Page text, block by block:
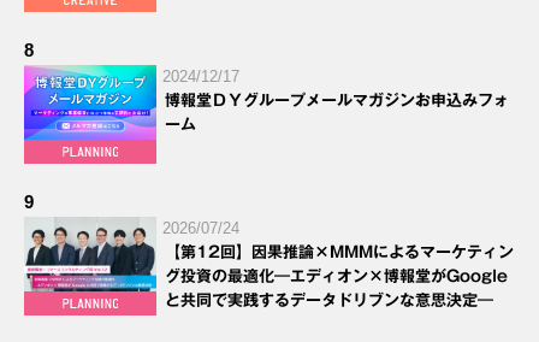
8
2024/12/17
博報堂ＤＹグループメールマガジンお申込みフォ
ーム
9
2026/07/24
【第12回】因果推論×MMMによるマーケティン
グ投資の最適化―エディオン×博報堂がGoogle
と共同で実践するデータドリブンな意思決定―